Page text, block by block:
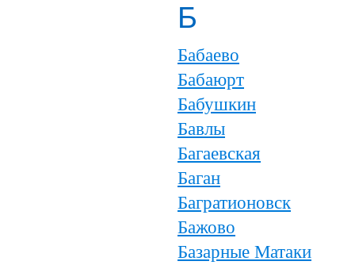
Б
Бабаево
Бабаюрт
Бабушкин
Бавлы
Багаевская
Баган
Багратионовск
Бажово
Базарные Матаки